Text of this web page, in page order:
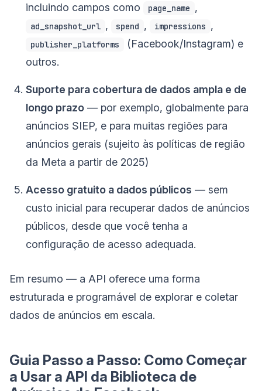
incluindo campos como
page_name ,
ad_snapshot_url , spend , impressions ,
publisher_platforms
(Facebook/Instagram) e
outros.
Suporte para cobertura de dados ampla e de
longo prazo — por exemplo, globalmente para
anúncios SIEP, e para muitas regiões para
anúncios gerais (sujeito às políticas de região
da Meta a partir de 2025)
Acesso gratuito a dados públicos — sem
custo inicial para recuperar dados de anúncios
públicos, desde que você tenha a
configuração de acesso adequada.
Em resumo — a API oferece uma forma
estruturada e programável de explorar e coletar
dados de anúncios em escala.
Guia Passo a Passo: Como Começar
a Usar a API da Biblioteca de